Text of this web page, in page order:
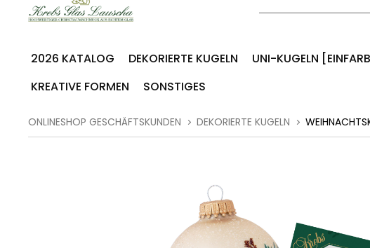
2026 KATALOG DEKORIERTE KUGELN UNI-KUGELN
KREATIVE FORMEN
SONSTIGES
ONLINESHOP GESCHÄFTSKUNDEN DEKORIERTE KUGELN